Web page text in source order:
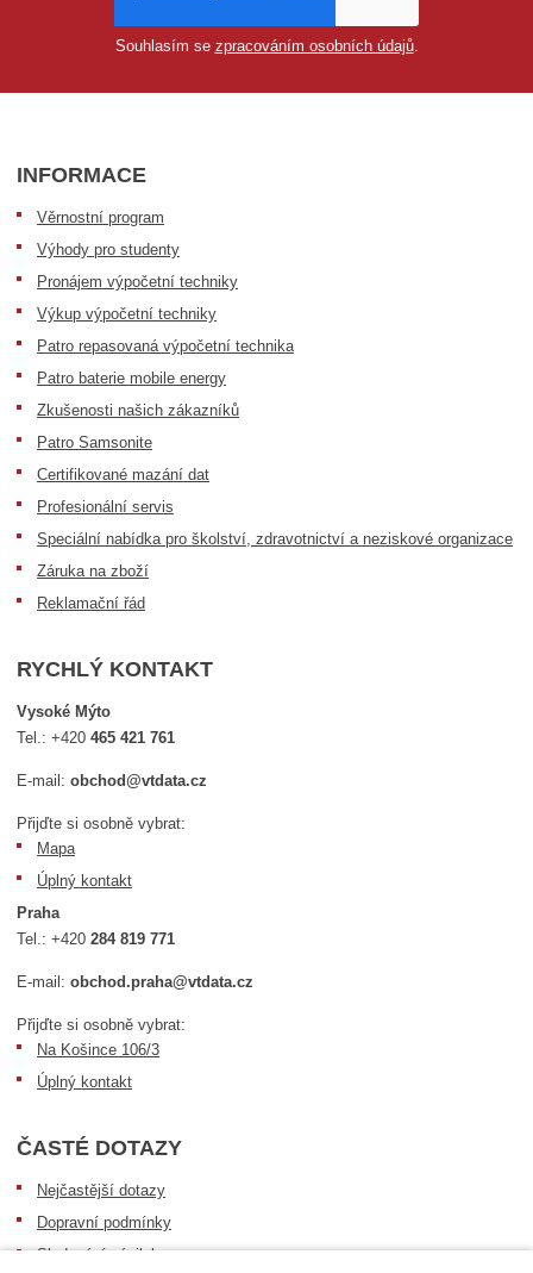
Souhlasím se zpracováním osobních údajů.
INFORMACE
Věrnostní program
Výhody pro studenty
Pronájem výpočetní techniky
Výkup výpočetní techniky
Patro repasovaná výpočetní technika
Patro baterie mobile energy
Zkušenosti našich zákazníků
Patro Samsonite
Certifikované mazání dat
Profesionální servis
Speciální nabídka pro školství, zdravotnictví a neziskové organizace
Záruka na zboží
Reklamační řád
RYCHLÝ KONTAKT
Vysoké Mýto
Tel.:+420465 421 761
E-mail:obchod@vtdata.cz
Přijďte si osobně vybrat:
Mapa
Úplný kontakt
Praha
Tel.:+420284 819 771
E-mail:obchod.praha@vtdata.cz
Přijďte si osobně vybrat:
Na Košince 106/3
Úplný kontakt
ČASTÉ DOTAZY
Nejčastější dotazy
Dopravní podmínky
Sledování zásilek